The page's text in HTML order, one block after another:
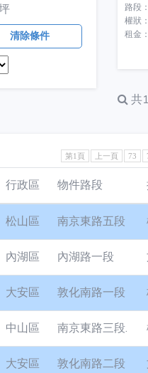
清除條件
路段
權狀：
租金
共
第1頁 上一頁 73
行政區 物件路段
松山區 南京東路五段
內湖區 內湖路一段
大安區 敦化南路一段
中山區 南京東路三段.
大安區 敦化南路二段